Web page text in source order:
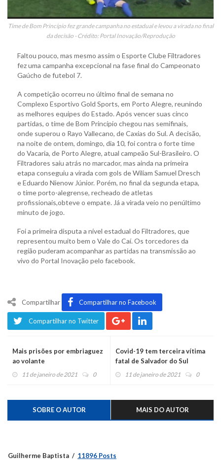
Time de Bom Princípio fez grande campanha no estadual e levou a virada no final
da decisão - Crédito: Portal Inovação/Reprodução
Faltou pouco, mas mesmo assim o Esporte Clube Filtradores
fez uma campanha excepcional na fase final do Campeonato
Gaúcho de futebol 7.
A competição ocorreu no último final de semana no
Complexo Esportivo Gold Sports, em Porto Alegre, reunindo
as melhores equipes do Estado. Após vencer suas cinco
partidas, o time de Bom Princípio chegou nas semifinais,
onde superou o Rayo Vallecano, de Caxias do Sul. A decisão,
na noite de ontem, domingo, dia 10, foi contra o forte time
do Vacaria, de Porto Alegre, atual campeão Sul-Brasileiro. O
Filtradores saiu atrás no marcador, mas ainda na primeira
etapa conseguiu a virada com gols de Wiliam Samuel Dresch
e Eduardo Nienow Júnior. Porém, no final da segunda etapa,
o time porto-alegrense, recheado de atletas
profissionais,obteve o empate. Já a virada veio no penúltimo
minuto de jogo.
Foi a primeira disputa a nível estadual do Filtradores, que
representou muito bem o Vale do Caí. Os torcedores da
região puderam acompanhar as partidas na transmissão ao
vivo do Portal Inovação pelo facebook.
Compartilhar Compartilhar no Facebook
Compartilhar no Twitter
Mais prisões por embriaguez
ao volante
11 de janeiro de 2021 0
Covid-19 tem terceira vítima
fatal de Salvador do Sul
11 de janeiro de 2021 0
SOBRE O AUTOR MAIS DO AUTOR
Guilherme Baptista 11896 Posts